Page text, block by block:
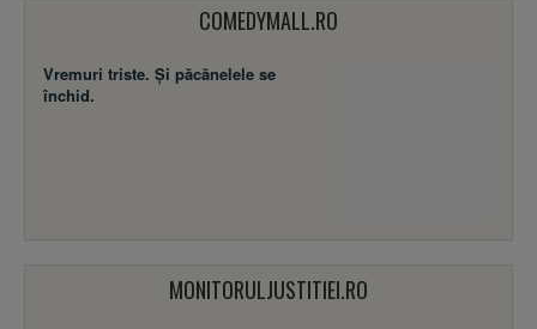
COMEDYMALL.RO
Vremuri triste. Şi păcănelele se
închid.
MONITORULJUSTITIEI.RO